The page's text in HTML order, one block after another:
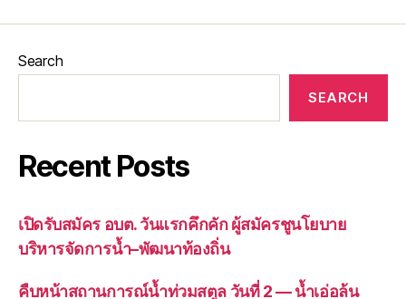
Search
SEARCH
Recent Posts
เปิดรับสมัคร อบต. วันแรกคึกคัก ผู้สมัครชูนโยบาย
บริหารจัดการน้ำ–พัฒนาท้องถิ่น
คืบหน้าสถานการณ์น้ำท่วมสตูล วันที่ 2 — น้ำเอ่อล้น